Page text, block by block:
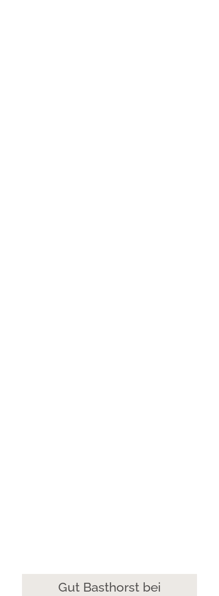
Gut Basthorst bei